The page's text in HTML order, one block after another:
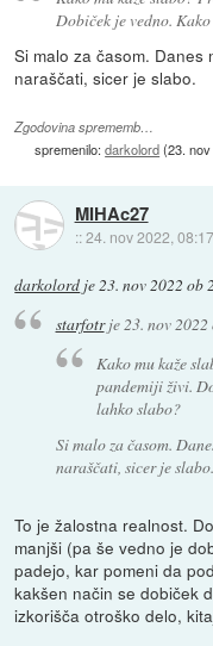
Dobiček je vedno.
Si malo za časom.
naraščati, sicer je slabo.
Zgodovina sprememb…
spremenilo:darkolord(23.
MIHAc27
::24. nov 2022, 08:17
darkolord je23. nov 2022 ob
starfotrje23. nov
Kako mu kaže
pandemiji živi.
lahko slabo?
Si malo za časom.
naraščati, sicer je slabo.
To je žalostna realnost.
manjši (pa še vedno je
padejo, kar pomeni da
kakšen način se dobiček
izkorišča otroško delo,